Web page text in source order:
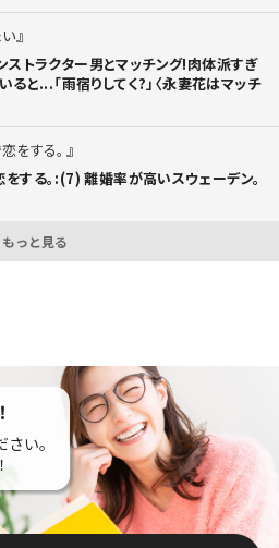
ストラクター男とマッチング!肉体派すぎ
ると...「雨宿りしてく?」〈永妻花はマッチ
をする。
する。:(7) 離婚率が高いスウェーデン。
もっと見る
い。